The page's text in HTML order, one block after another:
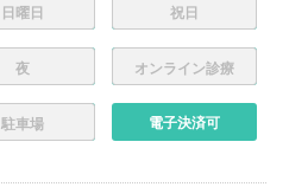
日曜日 祝日
夜 オンライン診療
駐車場 電子決済可